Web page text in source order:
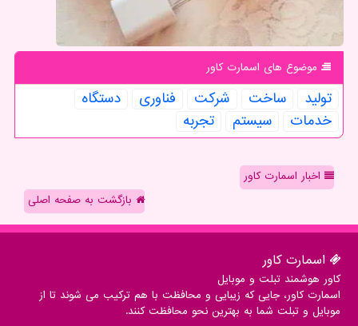
موضوع های اسمارت كاور
تولید ساخت شركت فناوری
دستگاه
خدمات
سیستم تجربه
اخبار اسمارت کاور
بازگشت به صفحه اصلی
اسمارت كاور
کاور هوشمند تبلت و موبایل
اسمارت کاور، جایی که زیبایی و محافظت با هم ترکیب می شوند تا از
موبایل و تبلت شما به بهترین نحو محافظت کنند.